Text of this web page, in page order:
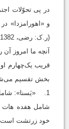
در پی تحوّلات
و «اهورامزدا»
(ر.ک: رضی، 1382، ص56-78).
آنچه ما امروز
قريب یک‌چهارم
بخش تقسیم
شامل هفده هات
خود زرتشت است.